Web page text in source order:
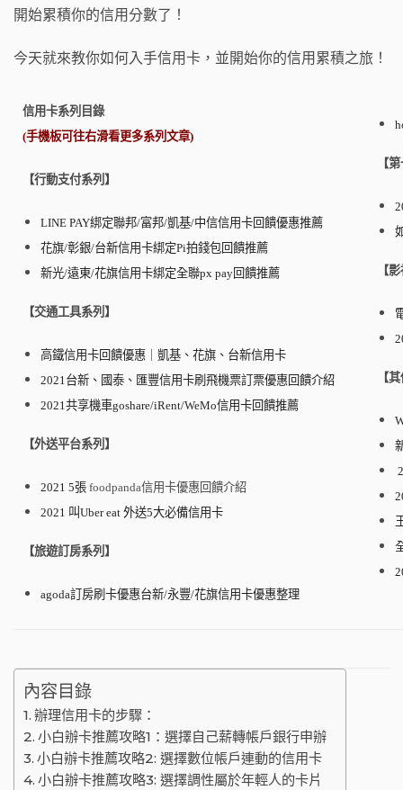
開始累積你的信用分數了！
今天就來教你如何入手信用卡，並開始你的信用累積之旅！
信用卡系列目錄
(手機板可往右滑看更多系列文章)
【行動支付系列】
LINE PAY綁定聯邦/富邦/凱基/中信信用卡回饋優惠推薦
花旗/彰銀/台新信用卡綁定Pi拍錢包回饋推薦
新光/遠東/花旗信用卡綁定全聯px pay回饋推薦
【交通工具系列】
高鐵信用卡回饋優惠｜凱基、花旗、台新信用卡
2021台新、國泰、匯豐信用卡刷飛機票訂票優惠回饋介紹
2021共享機車goshare/iRent/WeMo信用卡回饋推薦
【外送平台系列】
2021 5張 foodpanda信用卡優惠回饋介紹
2021 叫Uber eat 外送5大必備信用卡
【旅遊訂房系列】
agoda訂房刷卡優惠台新/永豐/花旗信用卡優惠整理
【
【
【
內容目錄
辦理信用卡的步驟：
小白辦卡推薦攻略1：選擇自己薪轉帳戶銀行申辦
小白辦卡推薦攻略2: 選擇數位帳戶連動的信用卡
小白辦卡推薦攻略3: 選擇調性屬於年輕人的卡片